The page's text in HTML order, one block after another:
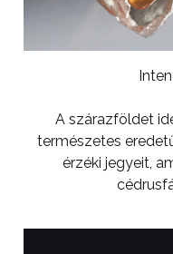
A szárazföldet
természetes
érzéki jegyeit,